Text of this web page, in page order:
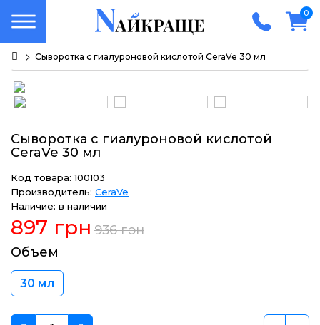
0
Сыворотка с гиалуроновой кислотой CeraVe 30 мл
Сыворотка с гиалуроновой кислотой
CeraVe 30 мл
Код товара: 100103
Производитель: CeraVe
Наличие: в наличии
897 грн 936 грн
Объем
30 мл